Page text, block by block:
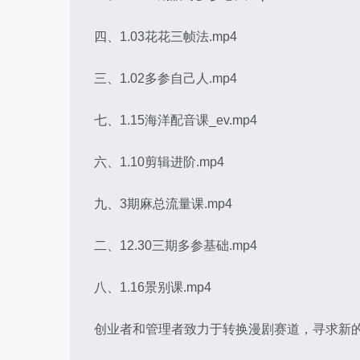
四、1.03花花三帧法.mp4
三、1.02多参自己人.mp4
七、1.15海洋配音课_ev.mp4
六、1.10剪辑进阶.mp4
九、3期麻总流量课.mp4
二、12.30三期多参基础.mp4
八、1.16景别课.mp4
创业者和管理者致力于转换漫剧赛道，寻求新